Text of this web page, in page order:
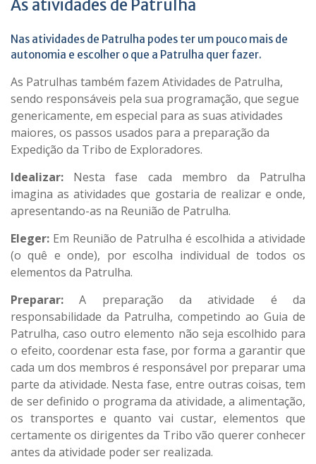
As atividades de Patrulha
Nas atividades de Patrulha podes ter um pouco mais de
autonomia e escolher o que a Patrulha quer fazer.
As Patrulhas também fazem Atividades de Patrulha,
sendo responsáveis pela sua programação, que segue
genericamente, em especial para as suas atividades
maiores, os passos usados para a preparação da
Expedição da Tribo de Exploradores.
Idealizar: Nesta fase cada membro da Patrulha
imagina as atividades que gostaria de realizar e onde,
apresentando-as na Reunião de Patrulha.
Eleger: Em Reunião de Patrulha é escolhida a atividade
(o quê e onde), por escolha individual de todos os
elementos da Patrulha.
Preparar: A preparação da atividade é da
responsabilidade da Patrulha, competindo ao Guia de
Patrulha, caso outro elemento não seja escolhido para
o efeito, coordenar esta fase, por forma a garantir que
cada um dos membros é responsável por preparar uma
parte da atividade. Nesta fase, entre outras coisas, tem
de ser definido o programa da atividade, a alimentação,
os transportes e quanto vai custar, elementos que
certamente os dirigentes da Tribo vão querer conhecer
antes da atividade poder ser realizada.